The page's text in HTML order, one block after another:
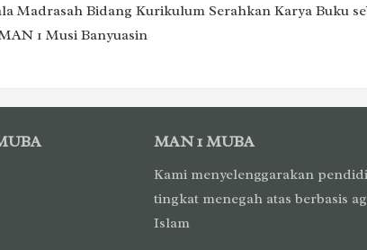
Madrasah Bidang Kurikulum Serahkan Karya Buku
1 Musi Banyuasin
MAN 1 MUBA
Kami menyelenggarakan
tingkat menegah atas berbasis
Islam